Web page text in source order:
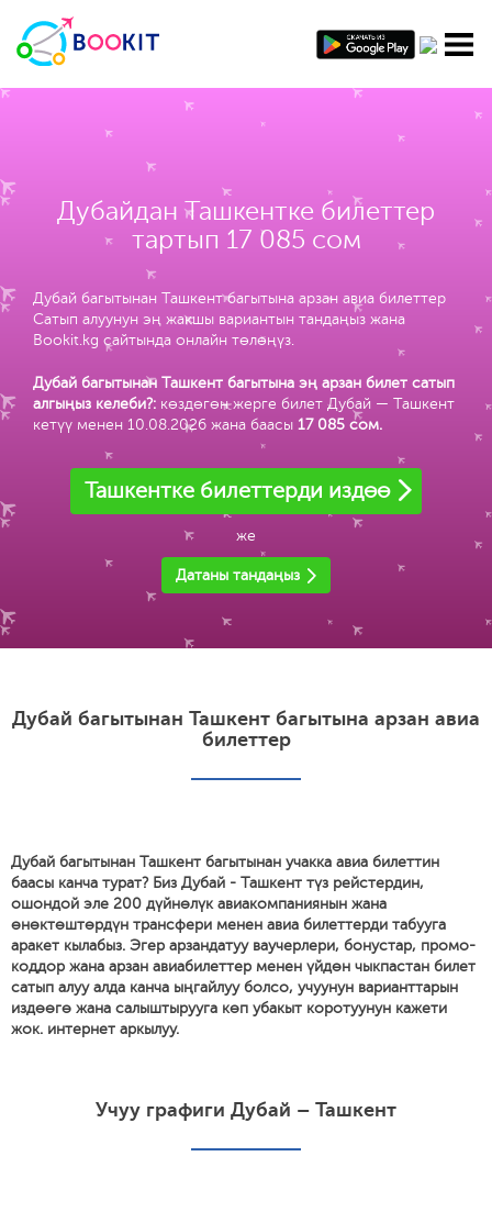
Дубайдан Ташкентке билеттер
тартып 17 085 сом
Дубай багытынан Ташкент багытына арзан авиа билеттер
Сатып алуунун эң жакшы вариантын тандаңыз жана
Bookit.kg сайтында онлайн төлөңүз.
Дубай багытынан Ташкент багытына эң арзан билет сатып
алгыңыз келеби?: көздөгөн жерге билет Дубай — Ташкент
кетүү менен 10.08.2026 жана баасы 17 085 сом.
Ташкентке билеттерди издөө
же
Датаны тандаңыз
Дубай багытынан Ташкент багытына арзан авиа
билеттер
Дубай багытынан Ташкент багытынан учакка авиа билеттин
баасы канча турат? Биз Дубай - Ташкент түз рейстердин,
ошондой эле 200 дүйнөлүк авиакомпаниянын жана
өнөктөштөрдүн трансфери менен авиа билеттерди табууга
аракет кылабыз. Эгер арзандатуу ваучерлери, бонустар, промо-
коддор жана арзан авиабилеттер менен үйдөн чыкпастан билет
сатып алуу алда канча ыңгайлуу болсо, учуунун варианттарын
издөөгө жана салыштырууга көп убакыт коротуунун кажети
жок. интернет аркылуу.
Учуу графиги Дубай – Ташкент